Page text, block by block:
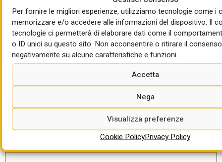
Per fornire le migliori esperienze, utilizziamo tecnologie come i
memorizzare e/o accedere alle informazioni del dispositivo. Il
tecnologie ci permetterà di elaborare dati come il
o ID unici su questo sito. Non acconsentire o ritirare il
negativamente su alcune caratteristiche e funzioni.
Accetta
Nega
Visualizza preferenze
Cookie PolicyPrivacy Policy
actionPath=/ExtStr2/do/FrontEnd/Bandi/open
Procedura.action&currentFrame=7&codice=G00439
LEGGI ANCHE